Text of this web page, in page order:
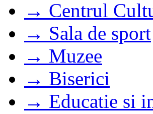
→ Centrul
→ Sala de sport
→ Muzee
→ Biserici
→ Educatie si